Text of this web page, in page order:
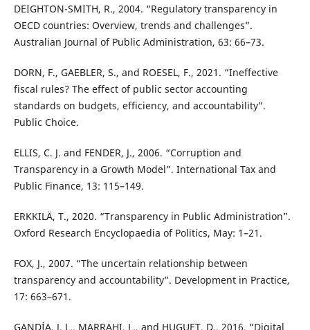
DEIGHTON-SMITH, R., 2004. “Regulatory transparency in
OECD countries: Overview, trends and challenges”.
Australian Journal of Public Administration, 63: 66–73.
DORN, F., GAEBLER, S., and ROESEL, F., 2021. “Ineffective
fiscal rules? The effect of public sector accounting
standards on budgets, efficiency, and accountability”.
Public Choice.
ELLIS, C. J. and FENDER, J., 2006. “Corruption and
Transparency in a Growth Model”. International Tax and
Public Finance, 13: 115–149.
ERKKILÄ, T., 2020. “Transparency in Public Administration”.
Oxford Research Encyclopaedia of Politics, May: 1–21.
FOX, J., 2007. “The uncertain relationship between
transparency and accountability”. Development in Practice,
17: 663–671.
GANDÍA, J. L., MARRAHI, L., and HUGUET, D., 2016. “Digital